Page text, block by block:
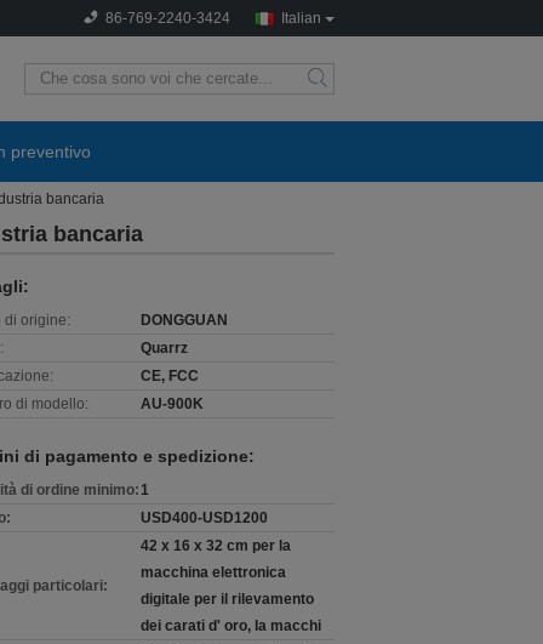
Italian
86-769-2240-3424
search
preventivo
bancaria
bancaria
di origine:
DONGGUAN
Quarrz
CE, FCC
di modello:
AU-900K
di pagamento e spedizione:
di ordine minimo:1
USD400-USD1200
particolari:
42 x 16 x 32 cm per la
macchina elettronica
digitale per il rilevamento
dei carati d' oro, la macchi